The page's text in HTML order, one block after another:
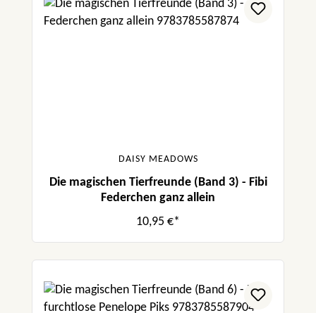
DAISY MEADOWS
Die magischen Tierfreunde (Band 3) - Fibi
Federchen ganz allein
10,95 €*